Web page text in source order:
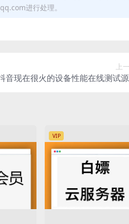
进行处理。
上
音现在很火的设备性能在线测试
VIP